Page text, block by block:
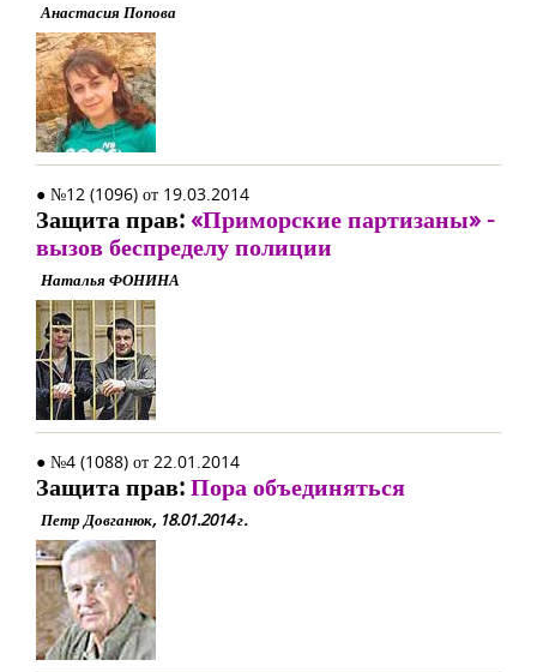
Анастасия Попова
● №12 (1096) от 19.03.2014
Защита прав:«Приморские партизаны» -
вызов беспределу полиции
Наталья ФОНИНА
● №4 (1088) от 22.01.2014
Защита прав:Пора объединяться
Петр Довганюк, 18.01.2014 г.